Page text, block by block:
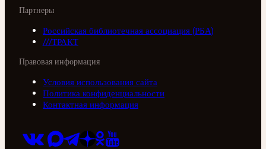
Партнеры
Российская библиотечная ассоциация (РБА)
///ТРАКТ
Правовая информация
Условия использования сайта
Политика конфиденциальности
Контактная информация